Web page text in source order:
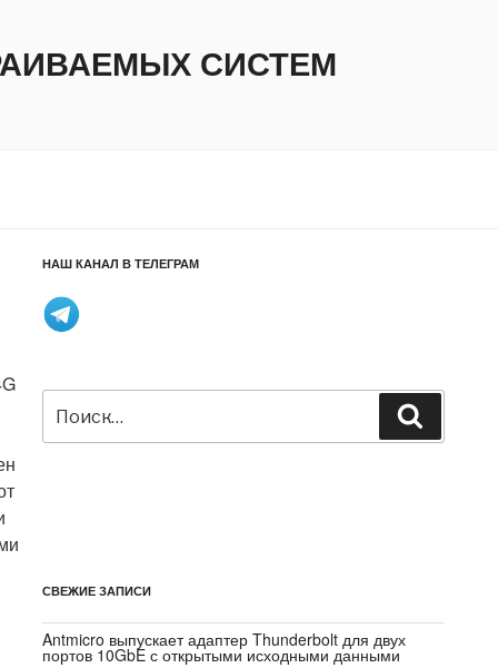
СИСТЕМ
НАШ КАНАЛ В ТЕЛЕГРАМ
Искать:
СВЕЖИЕ ЗАПИСИ
Antmicro выпускает адаптер Thunderbolt для двух
портов 10GbE с открытыми исходными данными